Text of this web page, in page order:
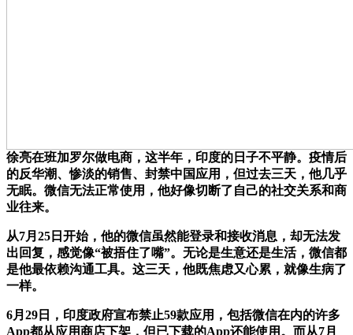
徐亮在班加罗尔做电商，这半年，印度的日子不平静。疫情后
的反华潮、惨淡的销售、封禁中国应用，但过去三天，他几乎
无眠。微信无法正常使用，他好像切断了自己的社交关系和商
业往来。
从7月25日开始，他的微信虽然能登录和接收消息，却无法发
出回复，感觉像“被捂住了嘴”。无论是生意还是生活，微信都
是他最依赖沟通工具。这三天，他既焦虑又心累，就像生病了
一样。
6月29日，印度政府宣布禁止59款应用，包括微信在内的许多
App都从应用商店下架，但已下载的App还能使用。而从7月